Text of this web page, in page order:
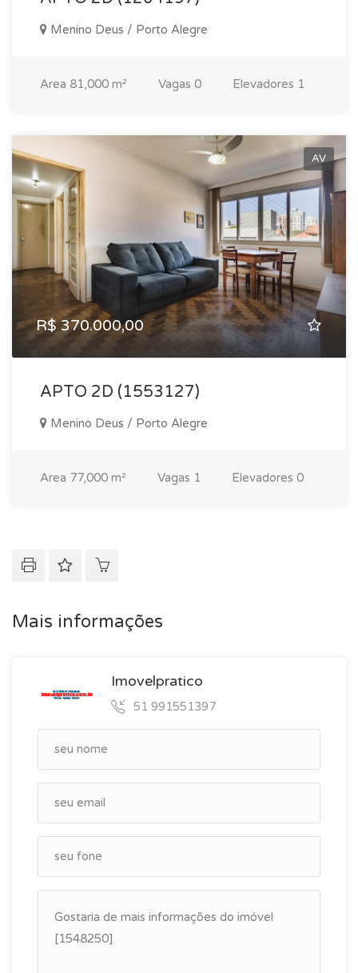
Menino Deus / Porto Alegre
Area 81,000 m² Vagas 0 Elevadores 1
AV
R$ 370.000,00
APTO 2D (1553127)
Menino Deus / Porto Alegre
Area 77,000 m² Vagas 1 Elevadores 0
Mais informações
Imovelpratico
51 991551397